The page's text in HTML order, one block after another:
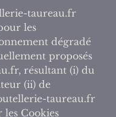
taureau.fr
les
dégradé
proposés
résultant (i) du
(ii) de
taureau.fr
les Cookies